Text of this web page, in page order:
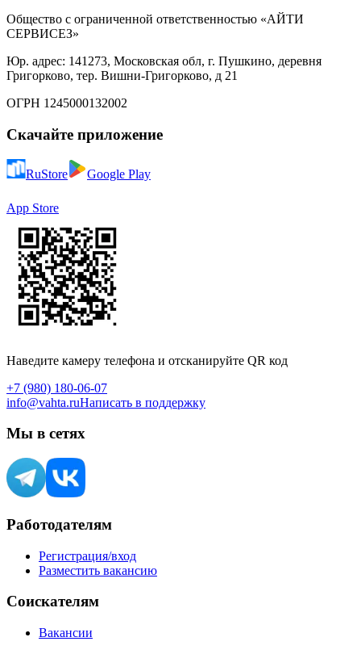
Общество с ограниченной ответственностью «АЙТИ
СЕРВИСЕЗ»
Юр. адрес: 141273, Московская обл, г. Пушкино, деревня
Григорково, тер. Вишни-Григорково, д 21
ОГРН 1245000132002
Скачайте приложение
RuStore Google Play
App Store
Наведите камеру телефона и отсканируйте QR код
+7 (980) 180-06-07
info@vahta.ruНаписать в поддержку
Мы в сетях
Работодателям
Регистрация/вход
Разместить вакансию
Соискателям
Вакансии